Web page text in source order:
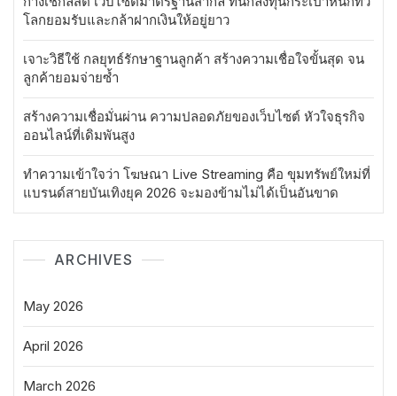
โลกยอมรับและกล้าฝากเงินให้อยู่ยาว
เจาะวิธีใช้ กลยุทธ์รักษาฐานลูกค้า สร้างความเชื่อใจขั้นสุด จน
ลูกค้ายอมจ่ายซ้ำ
สร้างความเชื่อมั่นผ่าน ความปลอดภัยของเว็บไซต์ หัวใจธุรกิจ
ออนไลน์ที่เดิมพันสูง
ทำความเข้าใจว่า โฆษณา Live Streaming คือ ขุมทรัพย์ใหม่ที่
แบรนด์สายบันเทิงยุค 2026 จะมองข้ามไม่ได้เป็นอันขาด
ARCHIVES
May 2026
April 2026
March 2026